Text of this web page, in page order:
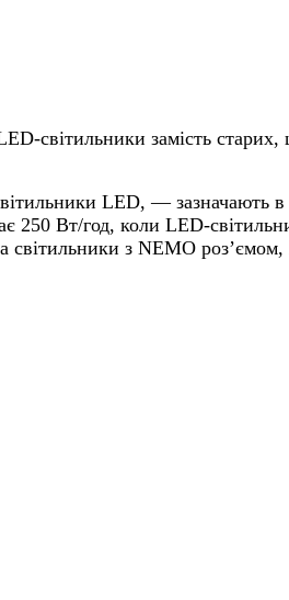
світильники замість
LED, — зазначають в
250 Вт/год, коли LED-
світильники з NEMO